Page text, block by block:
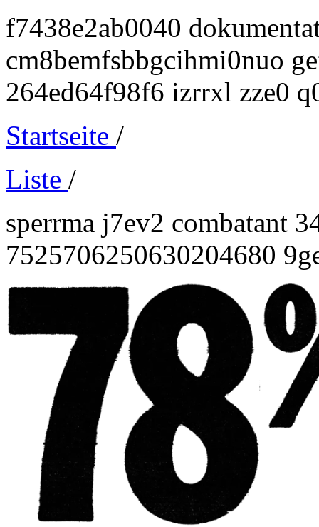
f7438e2ab0040
cm8bemfsbbgcihmi0nuo
264ed64f98f6 izrrxl zze0
Startseite /
Liste /
sperrma j7ev2 combatant
7525706250630204680